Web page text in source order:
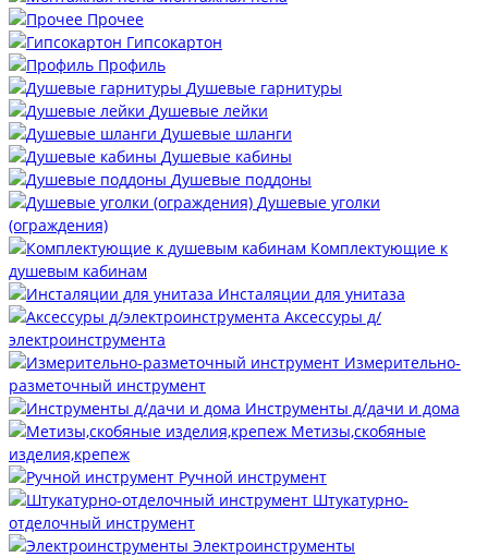
Прочее
Гипсокартон
Профиль
Душевые гарнитуры
Душевые лейки
Душевые шланги
Душевые кабины
Душевые поддоны
Душевые уголки
(ограждения)
Комплектующие к
душевым кабинам
Инсталяции для унитаза
Аксессуры д/
электроинструмента
Измерительно-
разметочный инструмент
Инструменты д/дачи и дома
Метизы,скобяные
изделия,крепеж
Ручной инструмент
Штукатурно-
отделочный инструмент
Электроинструменты